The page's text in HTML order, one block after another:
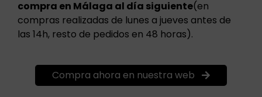
compra en Málaga al día siguiente(en
compras realizadas de lunes a jueves antes de
las 14h, resto de pedidos en 48 horas).
Compra ahora en nuestra web